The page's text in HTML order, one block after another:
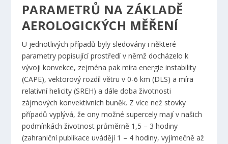
PARAMETRŮ NA ZÁKLADĚ
AEROLOGICKÝCH MĚŘENÍ
U jednotlivých případů byly sledovány i některé
parametry popisující prostředí v němž docházelo k
vývoji konvekce, zejména pak míra energie instability
(CAPE), vektorový rozdíl větru v 0-6 km (DLS) a míra
relativní helicity (SREH) a dále doba životnosti
zájmových konvektivních buněk. Z více než stovky
případů vyplývá, že ony možné supercely mají v našich
podmínkách životnost průměrně 1,5 – 3 hodiny
(zahraniční publikace uvádějí 1 – 4 hodiny, vyjímečně až